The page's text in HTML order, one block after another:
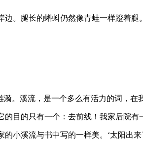
。腿长的蝌蚪仍然像青蛙一样蹬着腿。
。溪流，是一个多么有活力的词，在
目的只有一个：去前线！我家后院有
小溪流与书中写的一样美。‘太阳出